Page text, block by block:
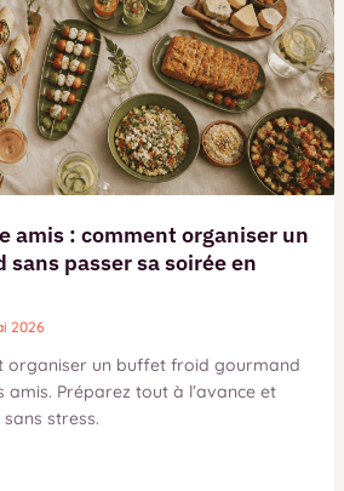
amis : comment organiser un
passer sa soirée en
2026
organiser un buffet froid gourmand
Préparez tout à l’avance et
stress.